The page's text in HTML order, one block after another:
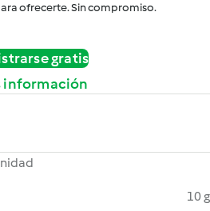
ofrecerte. Sin compromiso.
gratis
información
10 g